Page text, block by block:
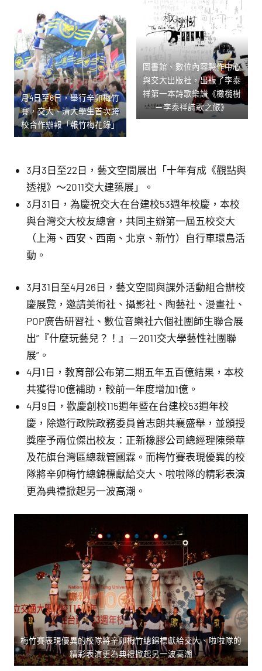
月4日至6日，舉行辛卯梅竹
賽，交大、清大學生首次跨
校合作辦報「報竹梅花錄」
圖書館、數位內容製作中心
與交大出版社，出版了李泰
祥第一本詩歌樂譜《橄欖樹
－李泰祥詩歌之旅》
3月3日至22日，藝文空間展出「十年有成《觀點與
透視》～2011交大建築展」。
3月31日，為慶祝交大在台建校53週年校慶，本校
與台灣交大校友總會，共同主辦第一屆五校交大
（上海、西安、西南、北京、新竹）自行車環島活
動。
3月31日至4月26日，藝文空間與課外活動組合辦校
慶展覽，邀請美術社、攝影社、陶藝社、漫畫社、
POP廣告研習社、數位音樂社六個社團師生聯合展
出”『什麼玩藝兒？！』－2011交大學藝性社團聯
展”。
4月1日，教育部公布第二期五年五百億結果，本校
共獲得10億補助，較前一年度增加1億。
4月9日，歡慶創校115週年暨在台建校53週年校
慶，除邀行政院政務委員曾志朗共襄盛舉，並頒授
獎座予兩位傑出校友：正新橡膠公司總經理陳榮華
及花旗台灣區總裁管國霖。而梅竹賽表現優異的校
隊將辛卯梅竹總錦標獻給交大、啦啦隊的精彩表演
更為典禮掀起另一波高潮。
梅竹賽表現優異的校隊將辛卯梅竹總錦標獻給交大、啦啦隊的
精彩表演更為典禮掀起另一波高潮